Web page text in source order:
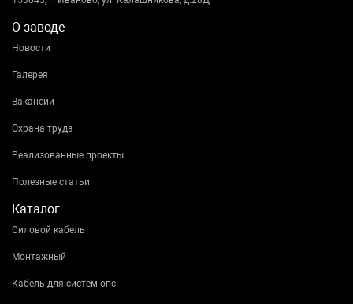
О заводе
Новости
Галерея
Вакансии
Охрана труда
Реализованные проекты
Полезные статьи
Каталог
Силовой кабель
Монтажный
Кабель для систем опс